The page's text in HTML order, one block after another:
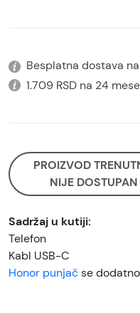
Besplatna dostava
1.709 RSD na 24
PROIZVOD
NIJE DOSTUPAN
Sadržaj u kutiji:
Telefon
Kabl USB-C
Honor punjačse